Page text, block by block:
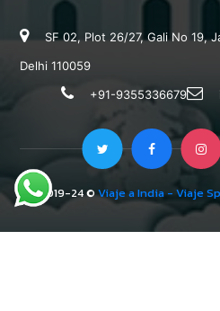
SF 02, Plot 26/27, Gali No 19,
Delhi 110059
+91-9355336679
2019-24 ©Viaje a India - Viaje